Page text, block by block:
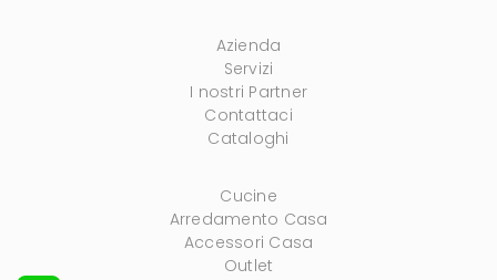
Azienda
Servizi
I nostri Partner
Contattaci
Cataloghi
Cucine
Arredamento Casa
Accessori Casa
Outlet